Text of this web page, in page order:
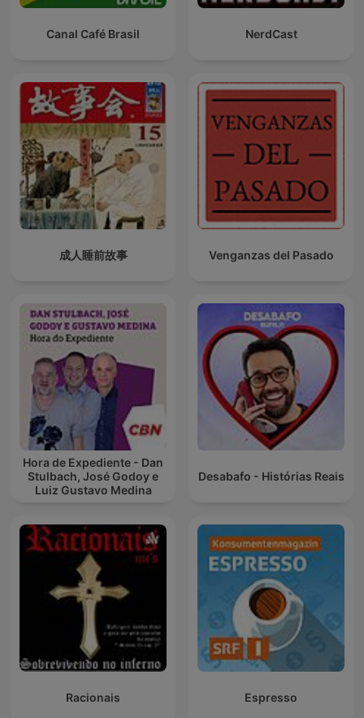
Canal Café Brasil NerdCast
成人睡前故事 Venganzas del Pasado
Hora de Expediente - Dan
Stulbach, José Godoy e
Luiz Gustavo Medina
Desabafo - Histórias Reais
Racionais Espresso